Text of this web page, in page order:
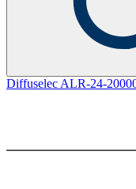
Diffuselec ALR-24-